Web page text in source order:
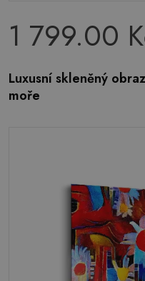
1 799.00
Luxusní skleněný
moře